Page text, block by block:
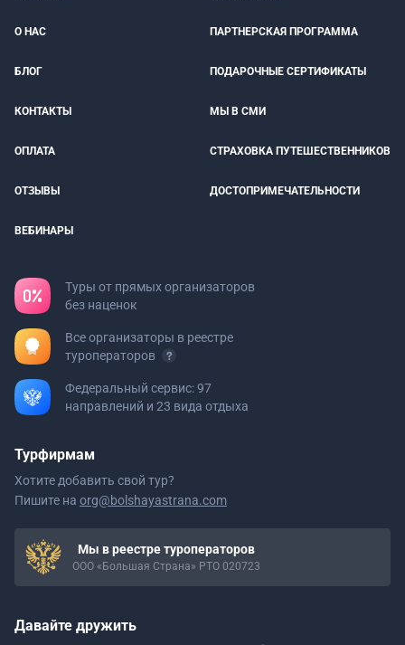
О НАС ПАРТНЕРСКАЯ ПРОГРАММА
БЛОГ ПОДАРОЧНЫЕ СЕРТИФИКАТЫ
КОНТАКТЫ МЫ В СМИ
ОПЛАТА СТРАХОВКА ПУТЕШЕСТВЕННИКОВ
ОТЗЫВЫ ДОСТОПРИМЕЧАТЕЛЬНОСТИ
ВЕБИНАРЫ
Туры от прямых организаторов
без наценок
Все организаторы в реестре
туроператоров
Федеральный сервис: 97
направлений и 23 вида отдыха
Турфирмам
Хотите добавить свой тур?
Пишите на org@bolshayastrana.com
Мы в реестре туроператоров
ООО «Большая Страна» РТО 020723
Давайте дружить